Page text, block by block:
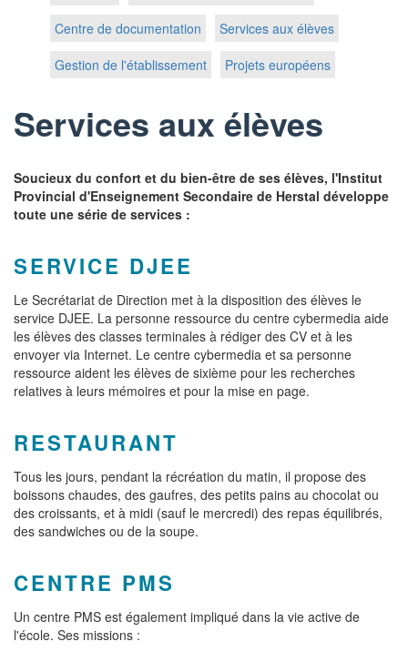
Centre de documentation
Services aux élèves
Gestion de l'établissement
Projets européens
Services aux élèves
Soucieux du confort et du bien-être de ses élèves, l'Institut
Provincial d'Enseignement Secondaire de Herstal développe
toute une série de services :
SERVICE DJEE
Le Secrétariat de Direction met à la disposition des élèves le
service DJEE. La personne ressource du centre cybermedia aide
les élèves des classes terminales à rédiger des CV et à les
envoyer via Internet. Le centre cybermedia et sa personne
ressource aident les élèves de sixième pour les recherches
relatives à leurs mémoires et pour la mise en page.
RESTAURANT
Tous les jours, pendant la récréation du matin, il propose des
boissons chaudes, des gaufres, des petits pains au chocolat ou
des croissants, et à midi (sauf le mercredi) des repas équilibrés,
des sandwiches ou de la soupe.
CENTRE PMS
Un centre PMS est également impliqué dans la vie active de
l'école. Ses missions :